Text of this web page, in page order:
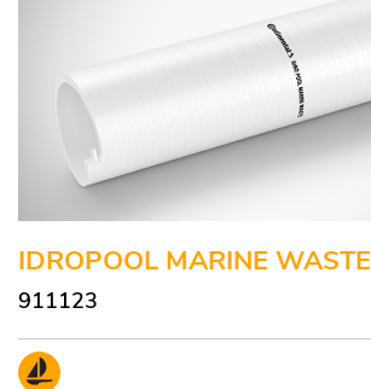
IDROPOOL MARINE WASTE
911123